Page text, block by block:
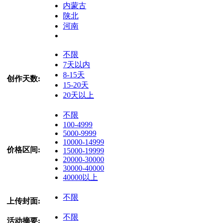
内蒙古
陕北
河南
创作天数:
不限
7天以内
8-15天
15-20天
20天以上
价格区间:
不限
100-4999
5000-9999
10000-14999
15000-19999
20000-30000
30000-40000
40000以上
上传封面: 不限
活动摘要: 不限